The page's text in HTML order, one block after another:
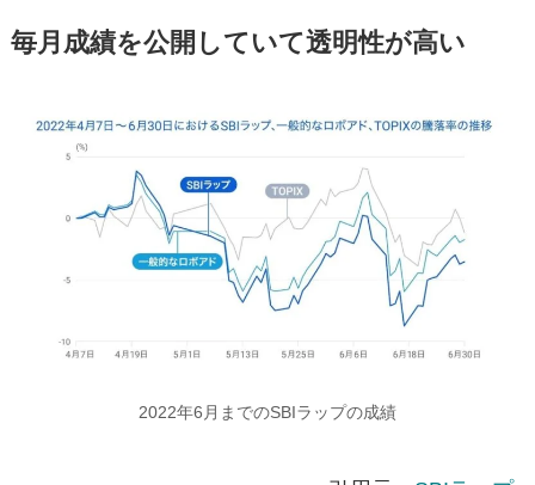
毎月成績を公開していて透明性が高い
2022年6月までのSBIラップの成績